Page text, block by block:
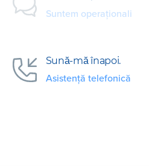
Suntem operaționali
Sună-mă înapoi.
Asistență telefonică